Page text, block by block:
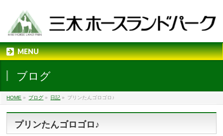
MENU
ブログ
HOME » ブログ » 日記 » プリンたんゴロゴロ♪
プリンたんゴロゴロ♪